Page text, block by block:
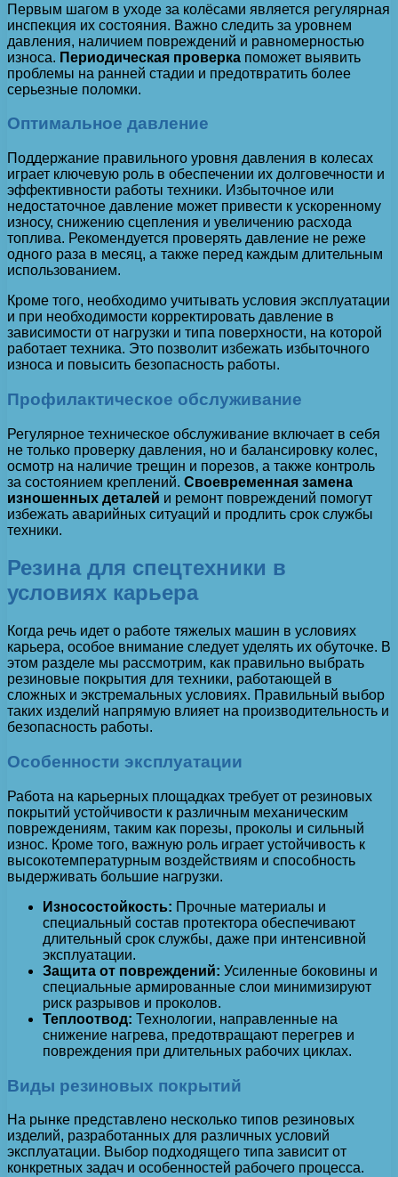
Первым шагом в уходе за колёсами является регулярная
инспекция их состояния. Важно следить за уровнем
давления, наличием повреждений и равномерностью
износа. Периодическая проверка поможет выявить
проблемы на ранней стадии и предотвратить более
серьезные поломки.
Оптимальное давление
Поддержание правильного уровня давления в колесах
играет ключевую роль в обеспечении их долговечности и
эффективности работы техники. Избыточное или
недостаточное давление может привести к ускоренному
износу, снижению сцепления и увеличению расхода
топлива. Рекомендуется проверять давление не реже
одного раза в месяц, а также перед каждым длительным
использованием.
Кроме того, необходимо учитывать условия эксплуатации
и при необходимости корректировать давление в
зависимости от нагрузки и типа поверхности, на которой
работает техника. Это позволит избежать избыточного
износа и повысить безопасность работы.
Профилактическое обслуживание
Регулярное техническое обслуживание включает в себя
не только проверку давления, но и балансировку колес,
осмотр на наличие трещин и порезов, а также контроль
за состоянием креплений. Своевременная замена
изношенных деталей и ремонт повреждений помогут
избежать аварийных ситуаций и продлить срок службы
техники.
Резина для спецтехники в
условиях карьера
Когда речь идет о работе тяжелых машин в условиях
карьера, особое внимание следует уделять их обуточке. В
этом разделе мы рассмотрим, как правильно выбрать
резиновые покрытия для техники, работающей в
сложных и экстремальных условиях. Правильный выбор
таких изделий напрямую влияет на производительность и
безопасность работы.
Особенности эксплуатации
Работа на карьерных площадках требует от резиновых
покрытий устойчивости к различным механическим
повреждениям, таким как порезы, проколы и сильный
износ. Кроме того, важную роль играет устойчивость к
высокотемпературным воздействиям и способность
выдерживать большие нагрузки.
Износостойкость: Прочные материалы и
специальный состав протектора обеспечивают
длительный срок службы, даже при интенсивной
эксплуатации.
Защита от повреждений: Усиленные боковины и
специальные армированные слои минимизируют
риск разрывов и проколов.
Теплоотвод: Технологии, направленные на
снижение нагрева, предотвращают перегрев и
повреждения при длительных рабочих циклах.
Виды резиновых покрытий
На рынке представлено несколько типов резиновых
изделий, разработанных для различных условий
эксплуатации. Выбор подходящего типа зависит от
конкретных задач и особенностей рабочего процесса.